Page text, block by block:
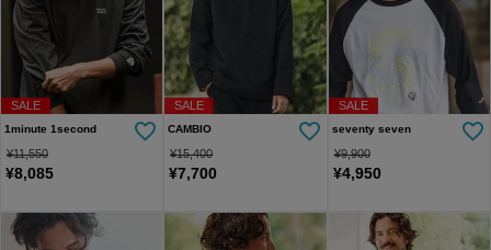
SALE
1minute 1second
¥11,550
¥8,085
SALE
CAMBIO
¥15,400
¥7,700
SALE
seventy seven
¥9,900
¥4,950